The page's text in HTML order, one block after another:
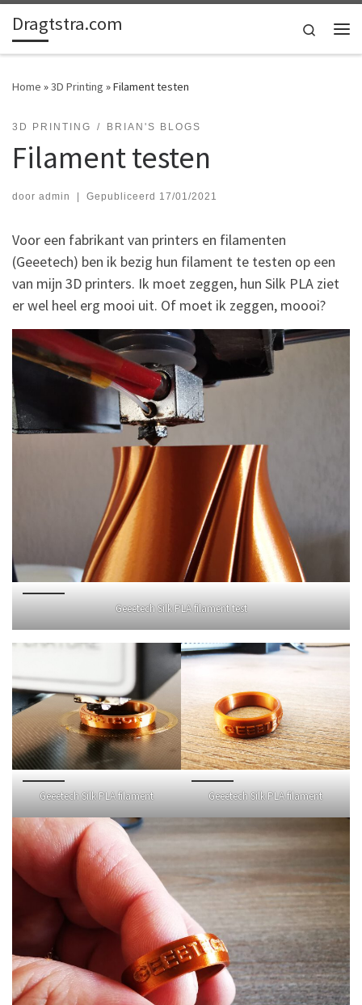
Ga naar inhoud
Dragtstra.com
Search
Home »3D Printing »Filament testen
3D PRINTING BRIAN'S BLOGS
Filament testen
door admin | Gepubliceerd 17/01/2021
Voor een fabrikant van printers en filamenten
(Geeetech) ben ik bezig hun filament te testen op een
van mijn 3D printers. Ik moet zeggen, hun Silk PLA ziet
er wel heel erg mooi uit. Of moet ik zeggen, moooi?
Geeetech Silk PLA filament test
Geeetech Silk PLA filament Geeetech Silk PLA filament